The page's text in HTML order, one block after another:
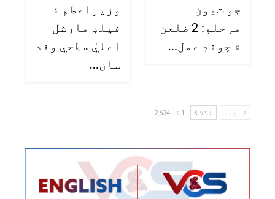
جو ٽيون
مرحلو: 2 ضلعن
۾ چونڊ عمل…
وزيراعظم ۽
فيلڊ مارشل
اعليٰ سطحي وفد
سان…
پچھلا اگلا 1 کے 2,634